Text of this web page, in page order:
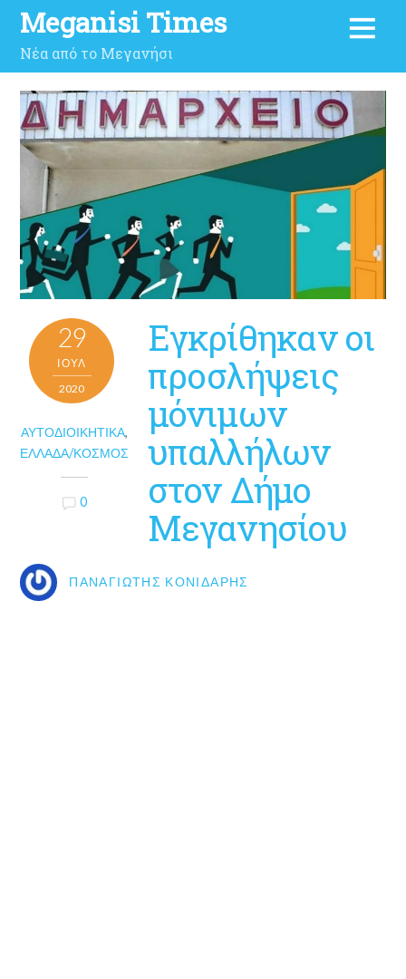
Meganisi Times
Νέα από το Μεγανήσι
29
ΙΟΎΛ
2020
ΑΥΤΟΔΙΟΙΚΗΤΙΚΆ,
ΕΛΛΆΔΑ/ΚΌΣΜΟΣ
0
Εγκρίθηκαν οι
προσλήψεις
μόνιμων
υπαλλήλων
στον Δήμο
Μεγανησίου
ΠΑΝΑΓΙΏΤΗΣ ΚΟΝΙΔΆΡΗΣ